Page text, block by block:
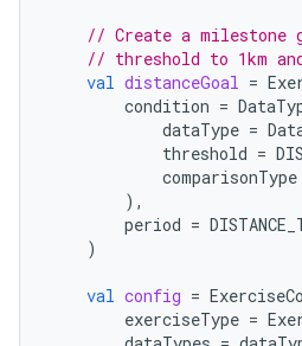
// Create a
// threshold to 1km
val distanceGoal =
condition =
dataType =
threshold =
comparisonType
),
period =
)
val config =
exerciseType =